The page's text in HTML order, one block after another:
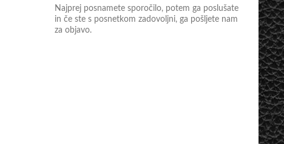
Najprej posnamete sporočilo, potem ga poslušate
in če ste s posnetkom zadovoljni, ga pošljete nam
za objavo.